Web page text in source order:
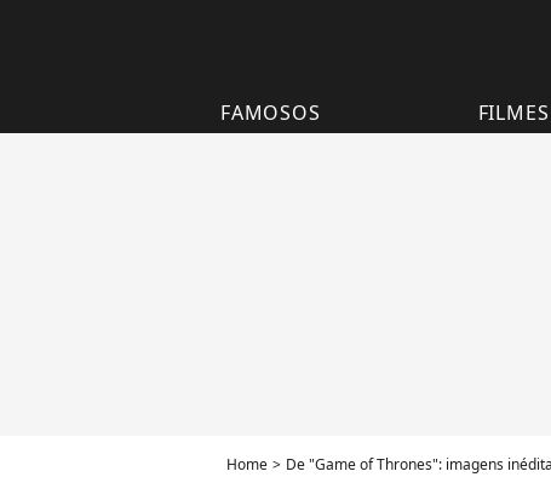
FAMOSOS
Home De "Game of Thrones": imagens